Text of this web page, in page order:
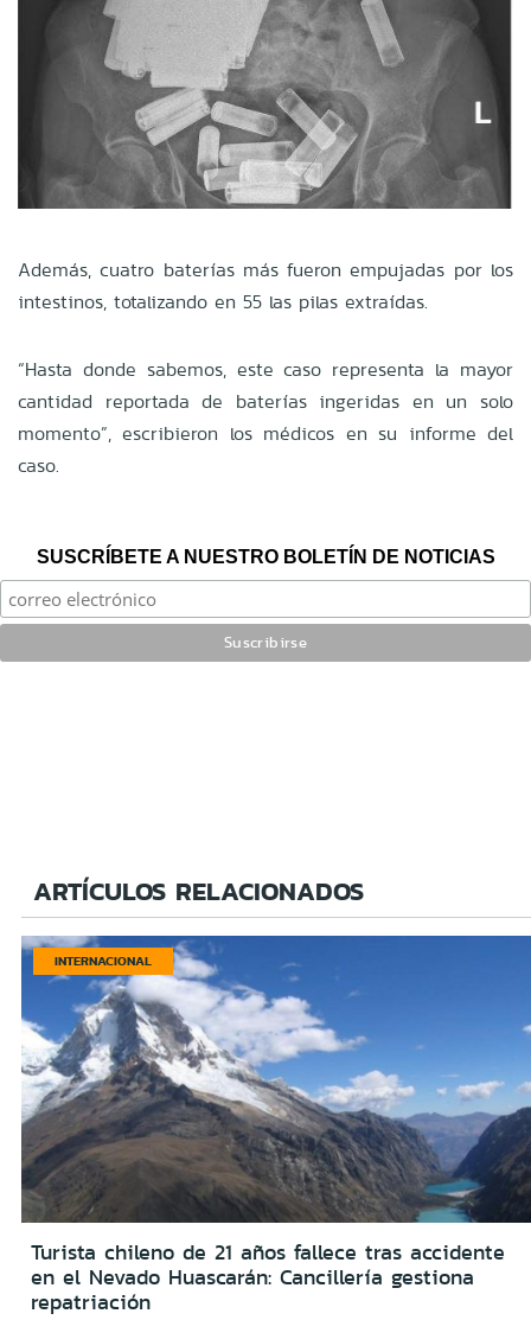
Además, cuatro baterías más fueron empujadas por los
intestinos, totalizando en 55 las pilas extraídas.
“Hasta donde sabemos, este caso representa la mayor
cantidad reportada de baterías ingeridas en un solo
momento”, escribieron los médicos en su informe del
caso.
SUSCRÍBETE A NUESTRO BOLETÍN DE NOTICIAS
ARTÍCULOS RELACIONADOS
INTERNACIONAL
Turista chileno de 21 años fallece tras accidente
en el Nevado Huascarán: Cancillería gestiona
repatriación